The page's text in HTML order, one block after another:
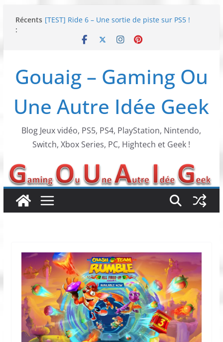
Récents
:
[TEST] Ride 6 – Une sortie de piste sur PS5 !
NEOGEO AES+ : La légende de l’arcade est de
SWITCH 2 : Nouveaux accessoires Turtle Beach X
Gouaig – Gaming Ou
Une Autre Idée Geek
Blog Jeux vidéo, PS5, PS4, PlayStation, Nintendo,
Switch, Xbox Series, PC, Hightech et Geek !